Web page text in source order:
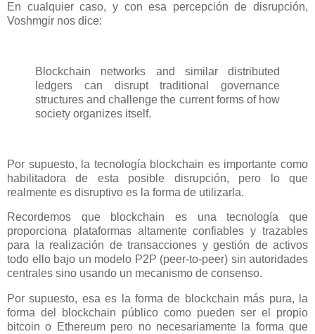
En cualquier caso, y con esa percepción de disrupción,
Voshmgir nos dice:
Blockchain networks and similar distributed
ledgers can disrupt traditional governance
structures and challenge the current forms of how
society organizes itself.
Por supuesto, la tecnología blockchain es importante como
habilitadora de esta posible disrupción, pero lo que
realmente es disruptivo es la forma de utilizarla.
Recordemos que blockchain es una tecnología que
proporciona plataformas altamente confiables y trazables
para la realización de transacciones y gestión de activos
todo ello bajo un modelo P2P (peer-to-peer) sin autoridades
centrales sino usando un mecanismo de consenso.
Por supuesto, esa es la forma de blockchain más pura, la
forma del blockchain público como pueden ser el propio
bitcoin o Ethereum pero no necesariamente la forma que